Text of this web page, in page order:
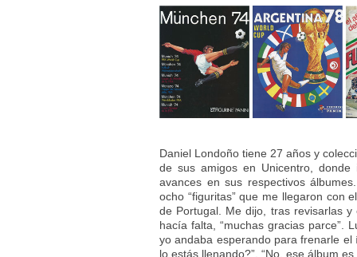
Daniel Londoño tiene 27 años y
de sus amigos en Unicentro, donde
avances en sus respectivos
ocho “figuritas” que me llegaron con
de Portugal. Me dijo, tras revisarlas
hacía falta, “muchas gracias parce”.
yo andaba esperando para frenarle
lo estás llenando?”. “No, ese álbum